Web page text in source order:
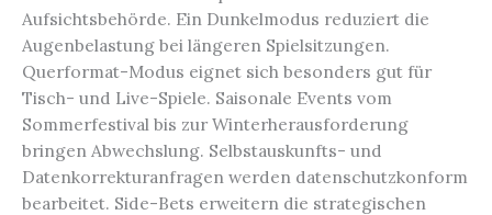
Aufsichtsbehörde. Ein Dunkelmodus reduziert die
Augenbelastung bei längeren Spielsitzungen.
Querformat-Modus eignet sich besonders gut für
Tisch- und Live-Spiele. Saisonale Events vom
Sommerfestival bis zur Winterherausforderung
bringen Abwechslung. Selbstauskunfts- und
Datenkorrekturanfragen werden datenschutzkonform
bearbeitet. Side-Bets erweitern die strategischen